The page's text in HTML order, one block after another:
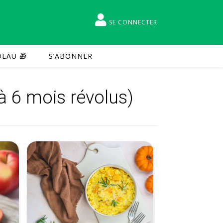
SE CONNECTER
🎁 S’ABONNER
6 mois révolus)